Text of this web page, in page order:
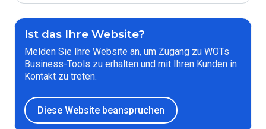
Ist das Ihre Website?
Melden Sie Ihre Website an, um Zugang zu WOTs
Business-Tools zu erhalten und mit Ihren Kunden in
Kontakt zu treten.
Diese Website beanspruchen